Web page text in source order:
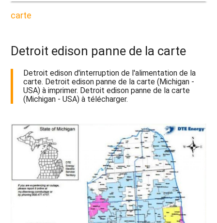
carte
Detroit edison panne de la carte
Detroit edison d'interruption de l'alimentation de la
carte. Detroit edison panne de la carte (Michigan -
USA) à imprimer. Detroit edison panne de la carte
(Michigan - USA) à télécharger.